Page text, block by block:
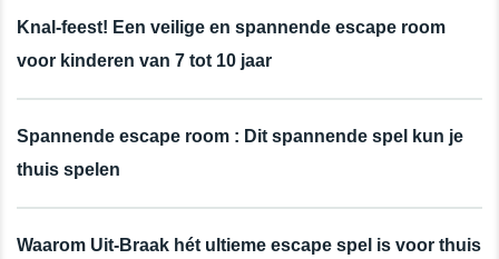
Knal-feest! Een veilige en spannende escape room
voor kinderen van 7 tot 10 jaar
Spannende escape room : Dit spannende spel kun je
thuis spelen
Waarom Uit-Braak hét ultieme escape spel is voor thuis